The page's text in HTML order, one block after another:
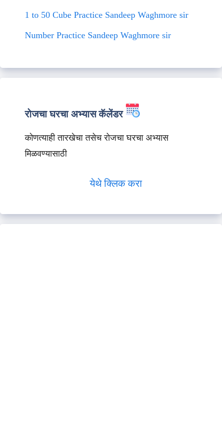
1 to 50 Cube Practice Sandeep Waghmore sir
Number Practice Sandeep Waghmore sir
रोजचा घरचा अभ्यास कॅलेंडर
कोणत्याही तारखेचा तसेच रोजचा घरचा अभ्यास
मिळवण्यासाठी
येथे क्लिक करा